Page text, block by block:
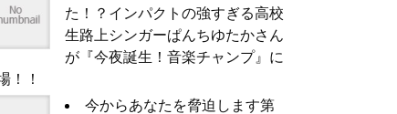
た！？インパクトの強すぎる高校
生路上シンガーぱんちゆたかさん
が『今夜誕生！音楽チャンプ』に
！！
今からあなたを脅迫します第